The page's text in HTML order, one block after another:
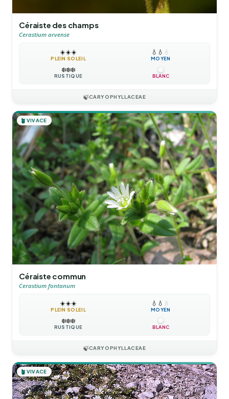
Céraiste des champs
Cerastium arvense
☀️☀️☀️
PLEIN SOLEIL
💧 💧 💧
MOYEN
❄️❄️❄️
RUSTIQUE BLANC
🍃CARYOPHYLLACEAE
🪴 VIVACE
Céraiste commun
Cerastium fontanum
☀️☀️☀️
PLEIN SOLEIL
💧 💧 💧
MOYEN
❄️❄️❄️
RUSTIQUE BLANC
🍃CARYOPHYLLACEAE
🪴 VIVACE